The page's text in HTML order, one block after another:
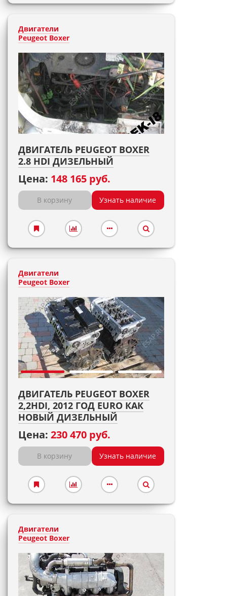
Двигатели
Peugeot Boxer
ДВИГАТЕЛЬ PEUGEOT BOXER
2.8 HDI ДИЗЕЛЬНЫЙ
Цена: 148 165 руб.
В корзину Узнать наличие
Двигатели
Peugeot Boxer
ДВИГАТЕЛЬ PEUGEOT BOXER
2,2HDI, 2012 ГОД EURO КАК
НОВЫЙ ДИЗЕЛЬНЫЙ
Цена: 230 470 руб.
В корзину Узнать наличие
Двигатели
Peugeot Boxer